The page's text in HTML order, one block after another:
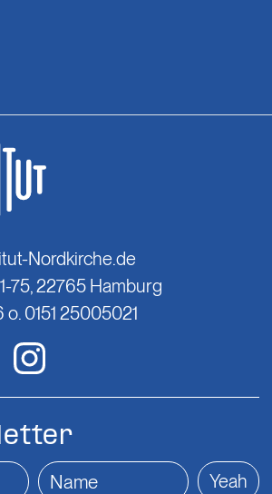
Nordkirche.de
75, 22765 Hamburg
0151 25005021
Yeah